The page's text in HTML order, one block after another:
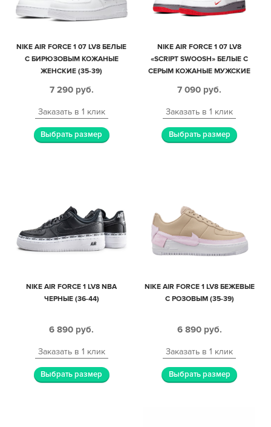
NIKE AIR FORCE 1 07 LV8 БЕЛЫЕ
С БИРЮЗОВЫМ КОЖАНЫЕ
ЖЕНСКИЕ (35-39)
7 290 руб.
Заказать в 1 клик
Выбрать размер
NIKE AIR FORCE 1 07 LV8
«SCRIPT SWOOSH» БЕЛЫЕ С
СЕРЫМ КОЖАНЫЕ МУЖСКИЕ
7 090 руб.
Заказать в 1 клик
Выбрать размер
NIKE AIR FORCE 1 LV8 NBA
ЧЕРНЫЕ (36-44)
6 890 руб.
Заказать в 1 клик
Выбрать размер
NIKE AIR FORCE 1 LV8 БЕЖЕВЫЕ
С РОЗОВЫМ (35-39)
6 890 руб.
Заказать в 1 клик
Выбрать размер